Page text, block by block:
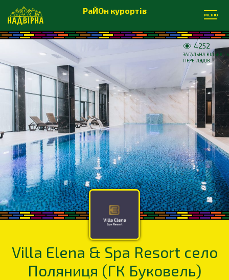
РаЙОн курортів МЕНЮ
Villa Elena & Spa Resort село
Поляниця (ГК Буковель)
4252
ЗАГАЛЬНА КІЛЬКІСТЬ
ПЕРЕГЛЯДІВ